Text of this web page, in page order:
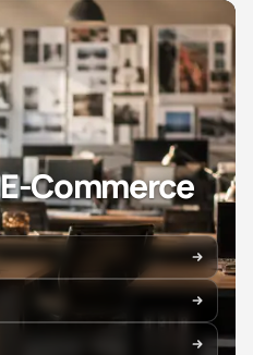
Commerce